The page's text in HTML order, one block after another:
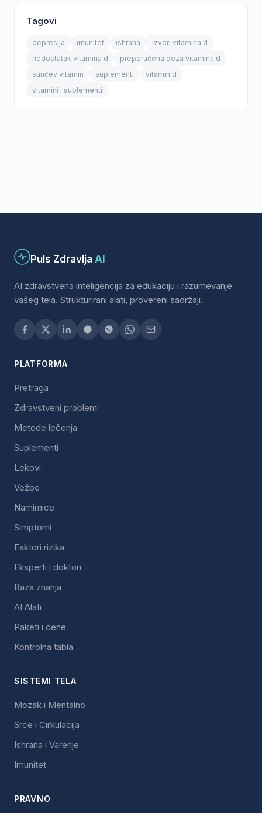
Tagovi
depresija imunitet ishrana
izvori vitamina d
nedostatak vitamina d
preporučena doza vitamina d
sunčev vitamin
suplementi
vitamin d
vitamini i suplementi
Puls Zdravlja AI
AI zdravstvena inteligencija za edukaciju i razumevanje
vašeg tela. Strukturirani alati, provereni sadržaji.
PLATFORMA
Pretraga
Zdravstveni problemi
Metode lečenja
Suplementi
Lekovi
Vežbe
Namirnice
Simptomi
Faktori rizika
Eksperti i doktori
Baza znanja
AI Alati
Paketi i cene
Kontrolna tabla
SISTEMI TELA
Mozak i Mentalno
Srce i Cirkulacija
Ishrana i Varenje
Imunitet
PRAVNO